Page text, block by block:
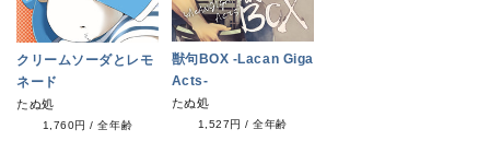
クリームソーダとレモ
ネード
たぬ処
1,760円 /全年齢
獣句BOX -Lacan Giga
Acts-
たぬ処
1,527円 /全年齢